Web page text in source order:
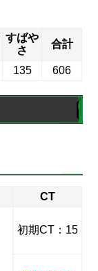
すばや
さ
合計
135 606
CT
初期CT：15